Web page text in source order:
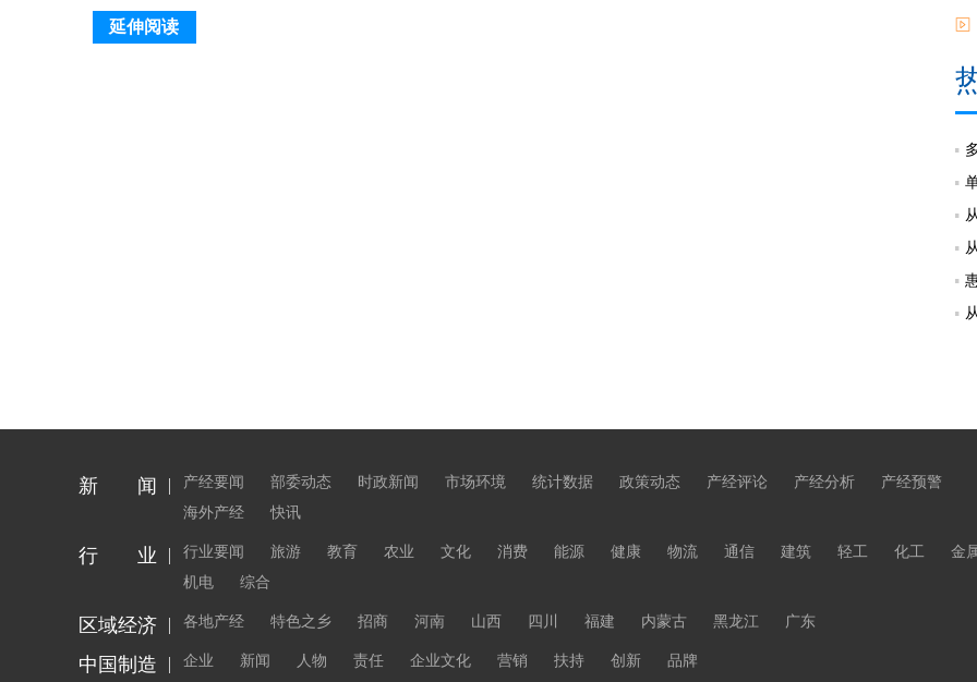
延伸阅读
新 闻 产经要闻 部委动态 时政新闻 市场环境 统计数据 政策动态 产经评论 产经分析
产经预警
海外产经
快讯
行 业 行业要闻 旅游 教育 农业 文化 消费 能源 健康 物流 通信 建筑 轻工 化工
金
机电
综合
区域经济 各地产经 特色之乡 招商 河南 山西 四川 福建 内蒙古 黑龙江 广东
中国制造 企业 新闻 人物 责任 企业文化 营销 扶持 创新 品牌